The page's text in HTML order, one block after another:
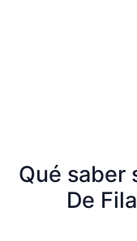
Qué saber
De